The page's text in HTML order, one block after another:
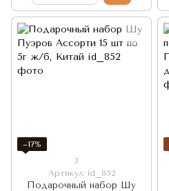
−17%
3
Артикул: id_852
Подарочный набор Шу